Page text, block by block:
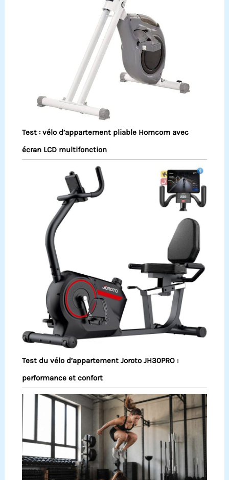
Test : vélo d’appartement pliable Homcom avec
écran LCD multifonction
Test du vélo d’appartement Joroto JH30PRO :
performance et confort